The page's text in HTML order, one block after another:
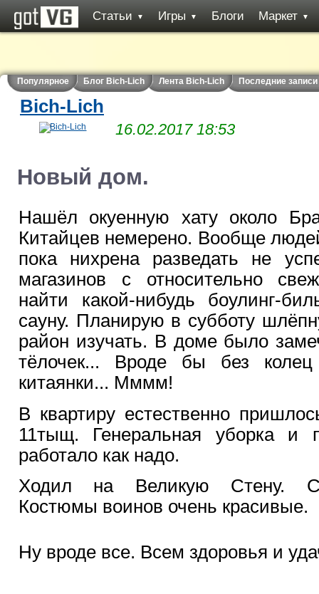
Статьи ▼ Игры ▼ Блоги Маркет ▼
Популярное Блог Bich-Lich Лента Bich-Lich Последние записи
Bich-Lich
16.02.2017 18:53
Новый дом.
Нашёл окуенную хату около
Китайцев немерено. Вообще
пока нихрена разведать не
магазинов с относительно
найти какой-нибудь боулинг-
сауну. Планирую в субботу
район изучать. В доме было
тёлочек... Вроде бы без
китаянки... Мммм!
В квартиру естественно
11тыщ. Генеральная уборка и
работало как надо.
Ходил на Великую Стену.
Костюмы воинов очень красивые.
Ну вроде все. Всем здоровья и